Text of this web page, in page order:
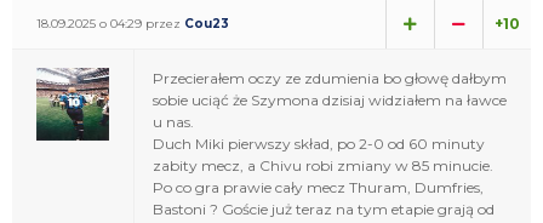
18.09.2025 o 04:29 przez Cou23 +10
Przecierałem oczy ze zdumienia bo głowę dałbym
sobie uciąć że Szymona dzisiaj widziałem na ławce
u nas.
Duch Miki pierwszy skład, po 2-0 od 60 minuty
zabity mecz, a Chivu robi zmiany w 85 minucie.
Po co gra prawie cały mecz Thuram, Dumfries,
Bastoni ? Goście już teraz na tym etapie grają od